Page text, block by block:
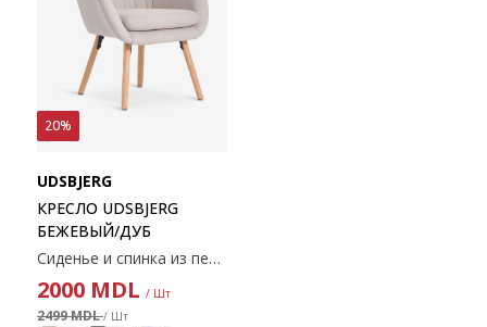
20%
UDSBJERG
КРЕСЛО UDSBJERG
БЕЖЕВЫЙ/ДУБ
Сиденье и спинка из пенополиуретана. Ножки из массива дуба. Размеры: 66x84x68см
2000 MDL / Шт
2499 MDL/ Шт